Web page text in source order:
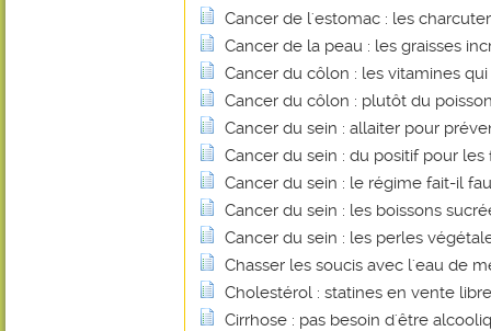
Cancer de l'estomac : les
Cancer de la peau : les graisses
Cancer du côlon : les vitamines
Cancer du côlon : plutôt du
Cancer du sein : allaiter pour
Cancer du sein : du positif pour
Cancer du sein : le régime fait-il
Cancer du sein : les boissons
Cancer du sein : les perles
Chasser les soucis avec l'eau de
Cholestérol : statines en vente
Cirrhose : pas besoin d'être